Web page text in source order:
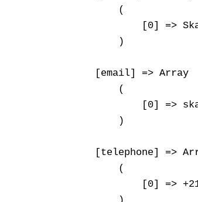
        (
[0] =>
        )
    [email] => Array
        (
[0] =>
        )
[telephone] =>
        (
[0] =>